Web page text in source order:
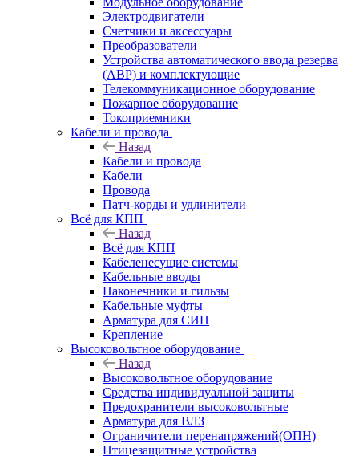
Электродвигатели
Счетчики и аксессуары
Преобразователи
Устройства автоматического ввода резерва
(АВР) и комплектующие
Телекоммуникационное оборудование
Пожарное оборудование
Токоприемники
Кабели и провода
Назад
Кабели и провода
Кабели
Провода
Патч-корды и удлинители
Всё для КПП
Назад
Всё для КПП
Кабеленесущие системы
Кабельные вводы
Наконечники и гильзы
Кабельные муфты
Арматура для СИП
Крепление
Высоковольтное оборудование
Назад
Высоковольтное оборудование
Средства индивидуальной защиты
Предохранители высоковольтные
Арматура для ВЛЗ
Ограничители перенапряжений(ОПН)
Птицезащитные устройства